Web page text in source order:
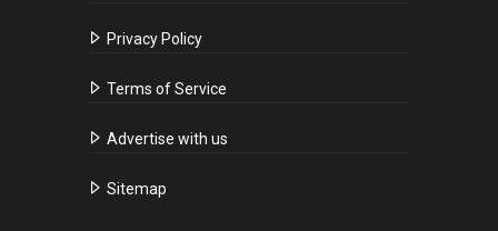
Privacy Policy
Terms of Service
Advertise with us
Sitemap